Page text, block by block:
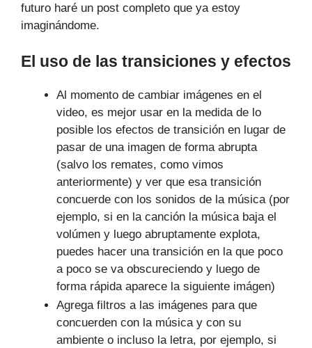
futuro haré un post completo que ya estoy
imaginándome.
El uso de las transiciones y efectos
Al momento de cambiar imágenes en el
video, es mejor usar en la medida de lo
posible los efectos de transición en lugar de
pasar de una imagen de forma abrupta
(salvo los remates, como vimos
anteriormente) y ver que esa transición
concuerde con los sonidos de la música (por
ejemplo, si en la canción la música baja el
volúmen y luego abruptamente explota,
puedes hacer una transición en la que poco
a poco se va obscureciendo y luego de
forma rápida aparece la siguiente imágen)
Agrega filtros a las imágenes para que
concuerden con la música y con su
ambiente o incluso la letra, por ejemplo, si